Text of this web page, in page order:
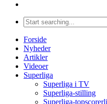
Forside
Nyheder
Artikler
Videoer
Superliga
Superliga i TV
Superliga-stilling
Superliga-